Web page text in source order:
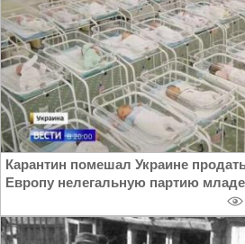
Карантин помешал Украине
Европу нелегальную партию